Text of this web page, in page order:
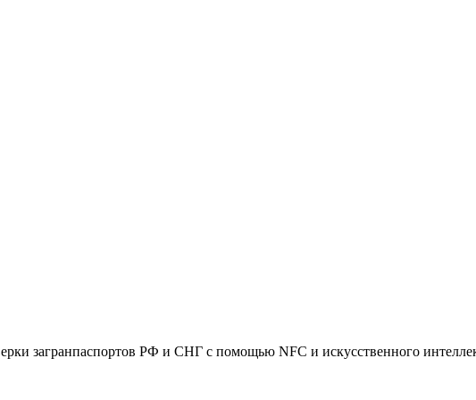
загранпаспортов РФ и СНГ с помощью NFC и искусственного